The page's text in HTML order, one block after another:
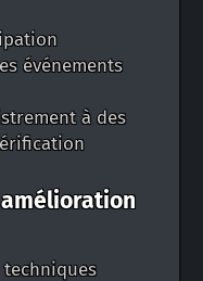
événements
à des